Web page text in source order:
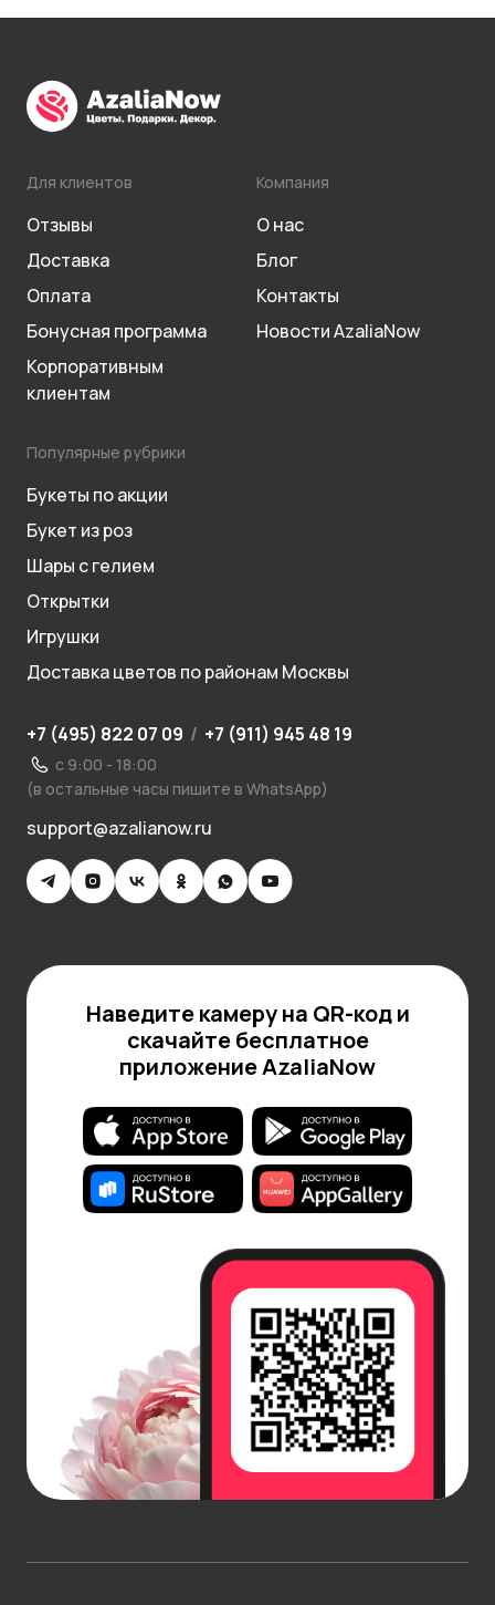
Для клиентов
Отзывы
Доставка
Оплата
Бонусная программа
Корпоративным
клиентам
Компания
О нас
Блог
Контакты
Новости AzaliaNow
Популярные рубрики
Букеты по акции
Букет из роз
Шары с гелием
Открытки
Игрушки
Доставка цветов по районам Москвы
+7 (495) 822 07 09 / +7 (911) 945 48 19
с 9:00 - 18:00
(в остальные часы пишите в WhatsApp)
support@azalianow.ru
Наведите камеру на QR-код и
скачайте бесплатное
приложение AzaliaNow